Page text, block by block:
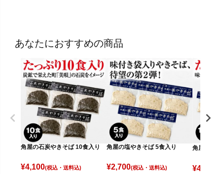
あなたにおすすめの商品
角屋の石炭やきそば 10食入り
¥4,100(税込)
角屋の塩やきそば 5食入り
¥2,700(税込)
角屋の塩
¥4,100